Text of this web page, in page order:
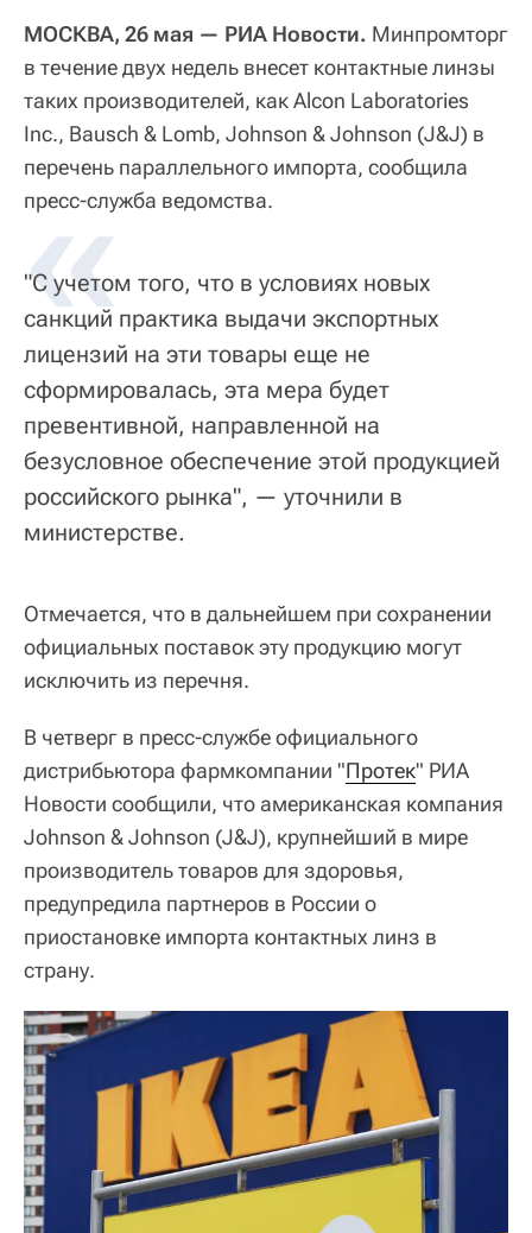
МОСКВА, 26 мая — РИА Новости. Минпромторг
в течение двух недель внесет контактные линзы
таких производителей, как Alcon Laboratories
Inc., Bausch & Lomb, Johnson & Johnson (J&J) в
перечень параллельного импорта, сообщила
пресс-служба ведомства.
«
"С учетом того, что в условиях новых
санкций практика выдачи экспортных
лицензий на эти товары еще не
сформировалась, эта мера будет
превентивной, направленной на
безусловное обеспечение этой продукцией
российского рынка", — уточнили в
министерстве.
Отмечается, что в дальнейшем при сохранении
официальных поставок эту продукцию могут
исключить из перечня.
В четверг в пресс-службе официального
дистрибьютора фармкомпании "Протек" РИА
Новости сообщили, что американская компания
Johnson & Johnson (J&J), крупнейший в мире
производитель товаров для здоровья,
предупредила партнеров в России о
приостановке импорта контактных линз в
страну.